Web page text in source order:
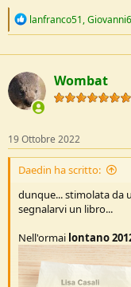
R
c
t
i
o
n
:
lanfranco51,
Wombat
19 Ottobre 2022
Daedin ha scritto:
dunque... stimolata da
segnalarvi un libro...
Nell'ormai lontano